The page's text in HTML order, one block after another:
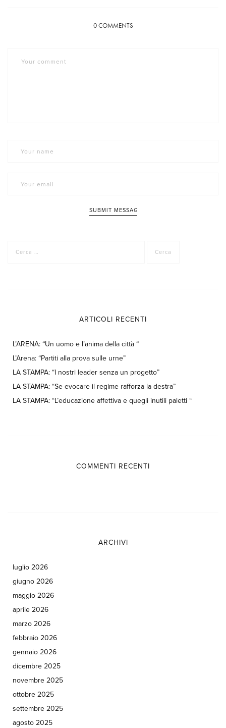
0COMMENTS
per:
ARTICOLI RECENTI
L’ARENA: “Un uomo e l’anima della città “
L’Arena: “Partiti alla prova sulle urne”
LA STAMPA: “I nostri leader senza un progetto”
LA STAMPA: “Se evocare il regime rafforza la destra”
LA STAMPA: “L’educazione affettiva e quegli inutili paletti “
COMMENTI RECENTI
ARCHIVI
luglio 2026
giugno 2026
maggio 2026
aprile 2026
marzo 2026
febbraio 2026
gennaio 2026
dicembre 2025
novembre 2025
ottobre 2025
settembre 2025
agosto 2025